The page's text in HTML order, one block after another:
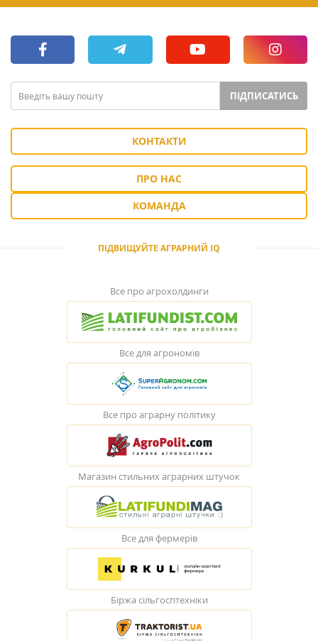
ПІДПИСАТИСЬ
КОНТАКТИ
ПРО НАС
КОМАНДА
ПІДВИЩУЙТЕ АГРАРНИЙ IQ
Все про агрохолдинги
Все для агрономів
Все про аграрну політику
Магазин стильних аграрних штучок
Все для фермерів
Біржа сільгосптехніки